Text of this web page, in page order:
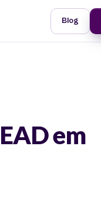
Blog
em